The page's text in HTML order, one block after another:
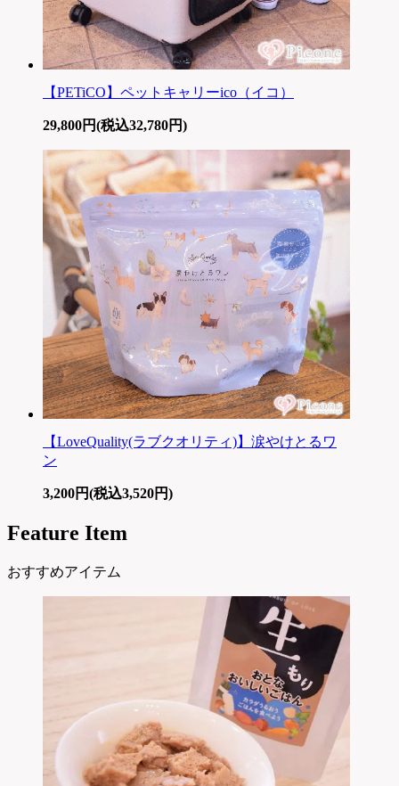
【PETiCO】ペットキャリーico（イコ）
29,800円(税込32,780円)
【LoveQuality(ラブクオリティ)】涙やけとるワ
ン
3,200円(税込3,520円)
Feature Item
おすすめアイテム